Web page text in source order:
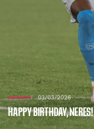
03/03/2026
HAPPY BIRTHDAY, NERES!